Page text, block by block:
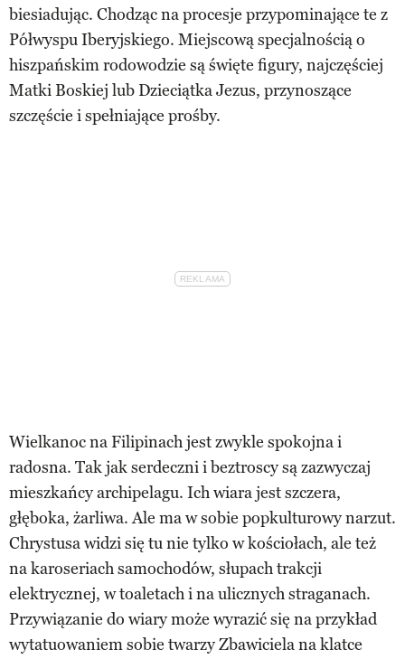
biesiadując. Chodząc na procesje przypominające te z
Półwyspu Iberyjskiego. Miejscową specjalnością o
hiszpańskim rodowodzie są święte figury, najczęściej
Matki Boskiej lub Dzieciątka Jezus, przynoszące
szczęście i spełniające prośby.
Wielkanoc na Filipinach jest zwykle spokojna i
radosna. Tak jak serdeczni i beztroscy są zazwyczaj
mieszkańcy archipelagu. Ich wiara jest szczera,
głęboka, żarliwa. Ale ma w sobie popkulturowy narzut.
Chrystusa widzi się tu nie tylko w kościołach, ale też
na karoseriach samochodów, słupach trakcji
elektrycznej, w toaletach i na ulicznych straganach.
Przywiązanie do wiary może wyrazić się na przykład
wytatuowaniem sobie twarzy Zbawiciela na klatce